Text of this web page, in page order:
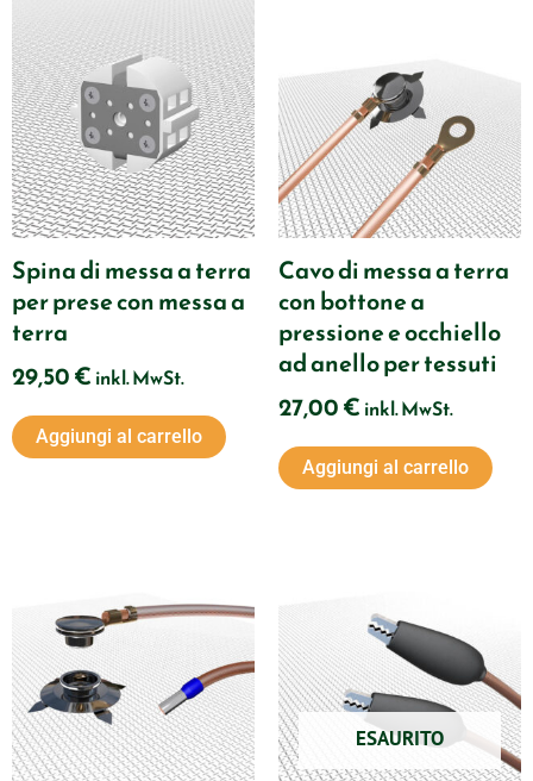
Spina di messa a terra
per prese con messa a
terra
29,50€ inkl. MwSt.
Aggiungi al carrello
Cavo di messa a terra
con bottone a
pressione e occhiello
ad anello per tessuti
27,00€ inkl. MwSt.
Aggiungi al carrello
ESAURITO